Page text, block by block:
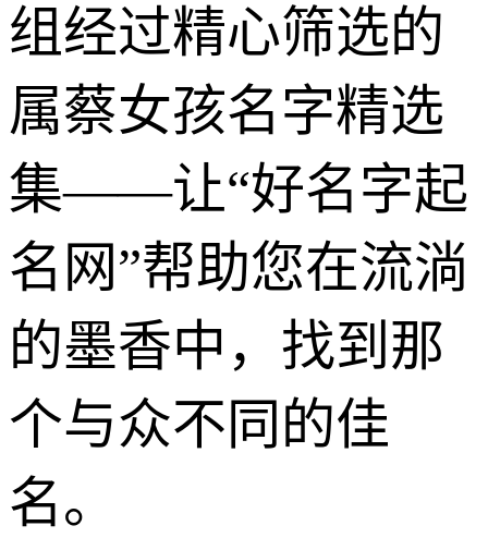
组经过精心筛选的
属蔡女孩名字精选
集——让“好名字起
名网”帮助您在流淌
的墨香中，找到那
个与众不同的佳
名。